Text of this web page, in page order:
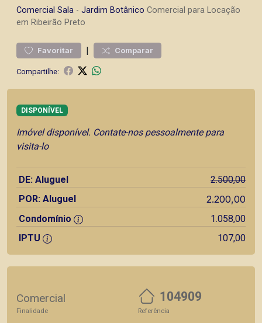
Comercial Sala - Jardim Botânico Comercial para Locação
em Ribeirão Preto
Favoritar | Comparar
Compartilhe:
DISPONÍVEL
Imóvel disponível. Contate-nos pessoalmente para
visita-lo
DE: Aluguel
2.500,00
POR: Aluguel
2.200,00
Condomínio
1.058,00
IPTU
107,00
Comercial
Finalidade
104909
Referência